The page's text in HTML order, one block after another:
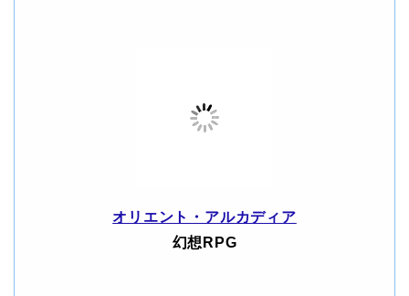
オリエント・アルカディア
幻想RPG